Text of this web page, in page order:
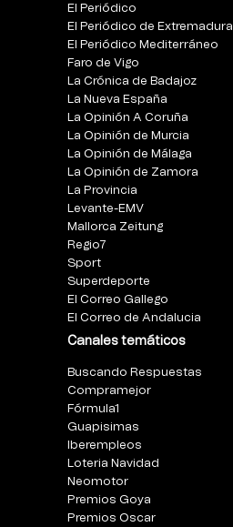
El Periódico
El Periódico de Extremadura
El Periódico Mediterráneo
Faro de Vigo
La Crónica de Badajoz
La Nueva España
La Opinión A Coruña
La Opinión de Murcia
La Opinión de Málaga
La Opinión de Zamora
La Provincia
Levante-EMV
Mallorca Zeitung
Regio7
Sport
Superdeporte
El Correo Gallego
El Correo de Andalucia
Canales temáticos
Buscando Respuestas
Compramejor
Fórmula1
Guapisimas
Iberempleos
Loteria Navidad
Neomotor
Premios Goya
Premios Oscar